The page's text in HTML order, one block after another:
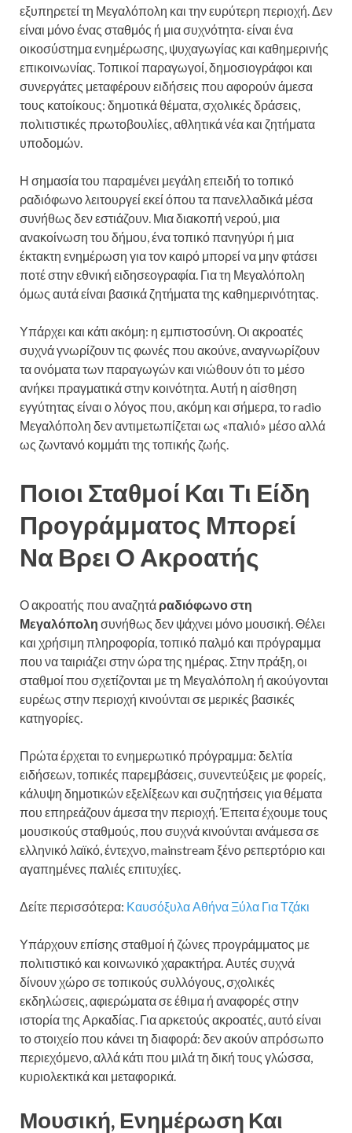
εξυπηρετεί τη Μεγαλόπολη και την ευρύτερη περιοχή. Δεν
είναι μόνο ένας σταθμός ή μια συχνότητα· είναι ένα
οικοσύστημα ενημέρωσης, ψυχαγωγίας και καθημερινής
επικοινωνίας. Τοπικοί παραγωγοί, δημοσιογράφοι και
συνεργάτες μεταφέρουν ειδήσεις που αφορούν άμεσα
τους κατοίκους: δημοτικά θέματα, σχολικές δράσεις,
πολιτιστικές πρωτοβουλίες, αθλητικά νέα και ζητήματα
υποδομών.
Η σημασία του παραμένει μεγάλη επειδή το τοπικό
ραδιόφωνο λειτουργεί εκεί όπου τα πανελλαδικά μέσα
συνήθως δεν εστιάζουν. Μια διακοπή νερού, μια
ανακοίνωση του δήμου, ένα τοπικό πανηγύρι ή μια
έκτακτη ενημέρωση για τον καιρό μπορεί να μην φτάσει
ποτέ στην εθνική ειδησεογραφία. Για τη Μεγαλόπολη
όμως αυτά είναι βασικά ζητήματα της καθημερινότητας.
Υπάρχει και κάτι ακόμη: η εμπιστοσύνη. Οι ακροατές
συχνά γνωρίζουν τις φωνές που ακούνε, αναγνωρίζουν
τα ονόματα των παραγωγών και νιώθουν ότι το μέσο
ανήκει πραγματικά στην κοινότητα. Αυτή η αίσθηση
εγγύτητας είναι ο λόγος που, ακόμη και σήμερα, το radio
Μεγαλόπολη δεν αντιμετωπίζεται ως «παλιό» μέσο αλλά
ως ζωντανό κομμάτι της τοπικής ζωής.
Ποιοι Σταθμοί Και Τι Είδη
Προγράμματος Μπορεί
Να Βρει Ο Ακροατής
Ο ακροατής που αναζητά ραδιόφωνο στη
Μεγαλόπολη συνήθως δεν ψάχνει μόνο μουσική. Θέλει
και χρήσιμη πληροφορία, τοπικό παλμό και πρόγραμμα
που να ταιριάζει στην ώρα της ημέρας. Στην πράξη, οι
σταθμοί που σχετίζονται με τη Μεγαλόπολη ή ακούγονται
ευρέως στην περιοχή κινούνται σε μερικές βασικές
κατηγορίες.
Πρώτα έρχεται το ενημερωτικό πρόγραμμα: δελτία
ειδήσεων, τοπικές παρεμβάσεις, συνεντεύξεις με φορείς,
κάλυψη δημοτικών εξελίξεων και συζητήσεις για θέματα
που επηρεάζουν άμεσα την περιοχή. Έπειτα έχουμε τους
μουσικούς σταθμούς, που συχνά κινούνται ανάμεσα σε
ελληνικό λαϊκό, έντεχνο, mainstream ξένο ρεπερτόριο και
αγαπημένες παλιές επιτυχίες.
Δείτε περισσότερα: Καυσόξυλα Αθήνα Ξύλα Για Τζάκι
Υπάρχουν επίσης σταθμοί ή ζώνες προγράμματος με
πολιτιστικό και κοινωνικό χαρακτήρα. Αυτές συχνά
δίνουν χώρο σε τοπικούς συλλόγους, σχολικές
εκδηλώσεις, αφιερώματα σε έθιμα ή αναφορές στην
ιστορία της Αρκαδίας. Για αρκετούς ακροατές, αυτό είναι
το στοιχείο που κάνει τη διαφορά: δεν ακούν απρόσωπο
περιεχόμενο, αλλά κάτι που μιλά τη δική τους γλώσσα,
κυριολεκτικά και μεταφορικά.
Μουσική, Ενημέρωση Και